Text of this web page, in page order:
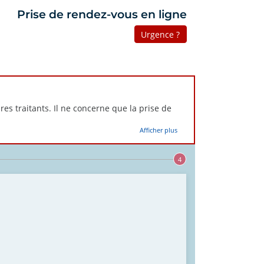
Prise de rendez-vous en ligne
Urgence ?
traitants. Il ne concerne que la prise de
Afficher plus